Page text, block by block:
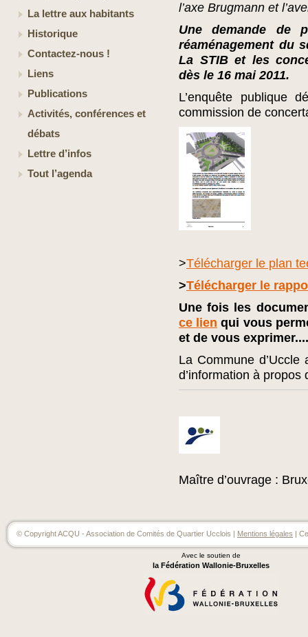
La lettre aux habitants
Historique
Contactez-nous !
Liens
Publications
Activités, conférences et
débats
Lettre d’infos
Tout l’agenda
l’axe Brugmann et
Une demande de
réaménagement du
La STIB et les
dès le 16 mai 2011.
L’enquête publique
commission de
>Télécharger le plan
>Télécharger le
Une fois les
ce lien qui vous
et de vous
La Commune
d’information à
Maître d’ouvrage :
© Copyright ACQU - Association de Comités de Quartier Ucclois | Mentions légales |
Avec le soutien de
la Fédération Wallonie-Bruxelles